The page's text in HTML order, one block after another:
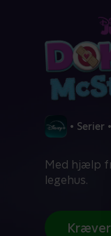
• Serier •
Med hjælp
legehus.